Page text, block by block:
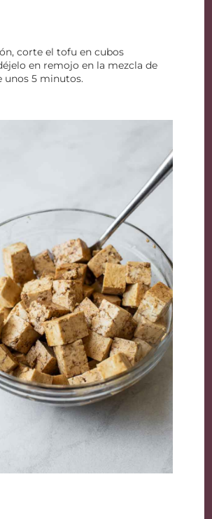
corte el tofu en cubos
en remojo en la mezcla de
unos 5 minutos.